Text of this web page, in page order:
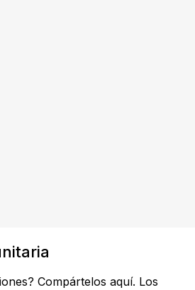
Compártelos aquí. Los